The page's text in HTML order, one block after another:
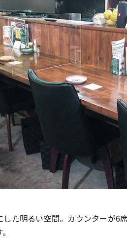
した明るい空間。カウンターが6